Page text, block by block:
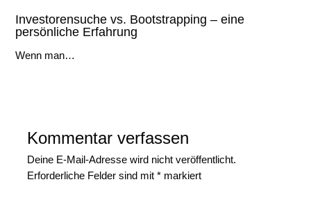
Investorensuche vs. Bootstrapping – eine
persönliche Erfahrung
Wenn man…
Kommentar verfassen
Deine E-Mail-Adresse wird nicht veröffentlicht.
Erforderliche Felder sind mit* markiert